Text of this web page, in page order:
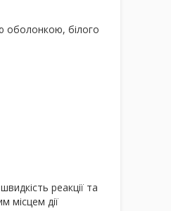
оболонкою, білого
реакції та
місцем дії